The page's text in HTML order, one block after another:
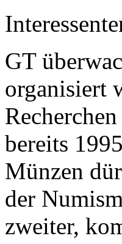
GT
organisiert
bereits
Münzen
der
zweiter,